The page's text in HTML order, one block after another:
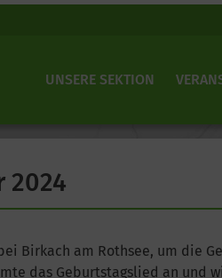
UNSERE SEKTION
2024
Birkach am Rothsee, um die
das Geburtstagslied an und